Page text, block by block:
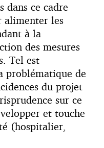
dans ce cadre
alimenter les
à la
des mesures
Tel est
problématique de
du projet
sur ce
et touche
(hospitalier,